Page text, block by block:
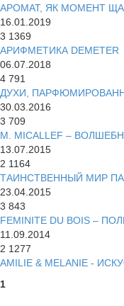
АРОМАТ, ЯК МОМЕНТ
16.01.2019
3 1369
АРИФМЕТИКА DEMETER
06.07.2018
4 791
ДУХИ,
30.03.2016
3 709
M. MICALLEF –
13.07.2015
2 1164
ТАИНСТВЕННЫЙ МИР
23.04.2015
3 843
FEMINITE DU BOIS –
11.09.2014
2 1277
AMILIE & MELANIE -
1